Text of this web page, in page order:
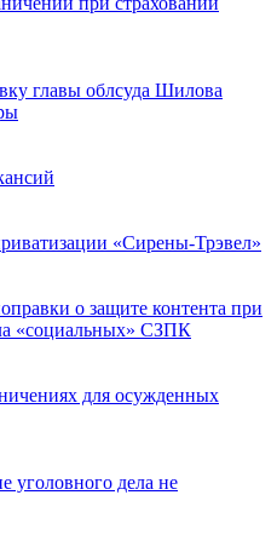
главы облсуда Шилова
«Сирены-Трэвел»
о защите контента при
«социальных» СЗПК
для осужденных
уголовного дела не